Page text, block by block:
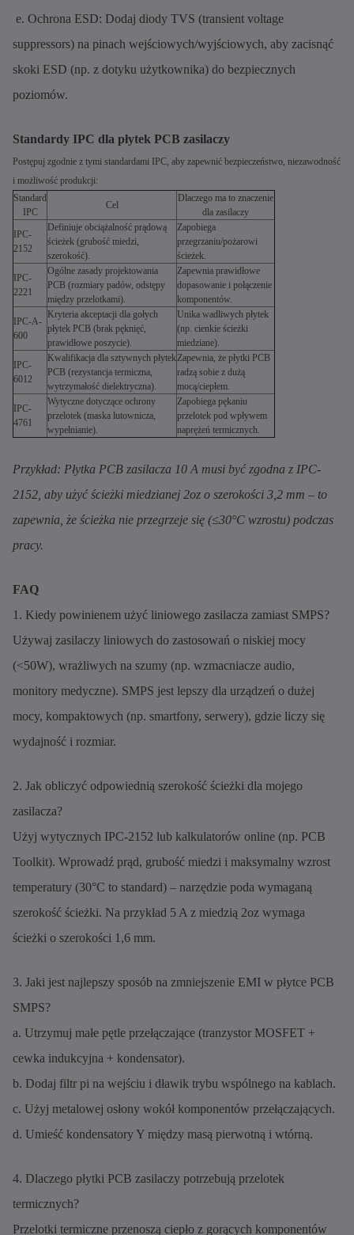
e. Ochrona ESD: Dodaj diody TVS (transient voltage
suppressors) na pinach wejściowych/wyjściowych, aby zacisnąć
skoki ESD (np. z dotyku użytkownika) do bezpiecznych
poziomów.
Standardy IPC dla płytek PCB zasilaczy
Postępuj zgodnie z tymi standardami IPC, aby zapewnić bezpieczeństwo, niezawodność
i możliwość produkcji:
Standard
IPC
Cel
Dlaczego ma to znaczenie
dla zasilaczy
IPC-
2152
Definiuje obciążalność prądową
ścieżek (grubość miedzi,
szerokość).
Zapobiega
przegrzaniu/pożarowi
ścieżek.
IPC-
2221
Ogólne zasady projektowania
PCB (rozmiary padów, odstępy
między przelotkami).
Zapewnia prawidłowe
dopasowanie i połączenie
komponentów.
IPC-A-
600
Kryteria akceptacji dla gołych
płytek PCB (brak pęknięć,
prawidłowe poszycie).
Unika wadliwych płytek
(np. cienkie ścieżki
miedziane).
IPC-
6012
Kwalifikacja dla sztywnych płytek
PCB (rezystancja termiczna,
wytrzymałość dielektryczna).
Zapewnia, że płytki PCB
radzą sobie z dużą
mocą/ciepłem.
IPC-
4761
Wytyczne dotyczące ochrony
przelotek (maska lutownicza,
wypełnianie).
Zapobiega pękaniu
przelotek pod wpływem
naprężeń termicznych.
Przykład: Płytka PCB zasilacza 10 A musi być zgodna z IPC-
2152, aby użyć ścieżki miedzianej 2oz o szerokości 3,2 mm – to
zapewnia, że ścieżka nie przegrzeje się (≤30°C wzrostu) podczas
pracy.
FAQ
1. Kiedy powinienem użyć liniowego zasilacza zamiast SMPS?
Używaj zasilaczy liniowych do zastosowań o niskiej mocy
(<50W), wrażliwych na szumy (np. wzmacniacze audio,
monitory medyczne). SMPS jest lepszy dla urządzeń o dużej
mocy, kompaktowych (np. smartfony, serwery), gdzie liczy się
wydajność i rozmiar.
2. Jak obliczyć odpowiednią szerokość ścieżki dla mojego
zasilacza?
Użyj wytycznych IPC-2152 lub kalkulatorów online (np. PCB
Toolkit). Wprowadź prąd, grubość miedzi i maksymalny wzrost
temperatury (30°C to standard) – narzędzie poda wymaganą
szerokość ścieżki. Na przykład 5 A z miedzią 2oz wymaga
ścieżki o szerokości 1,6 mm.
3. Jaki jest najlepszy sposób na zmniejszenie EMI w płytce PCB
SMPS?
a. Utrzymuj małe pętle przełączające (tranzystor MOSFET +
cewka indukcyjna + kondensator).
b. Dodaj filtr pi na wejściu i dławik trybu wspólnego na kablach.
c. Użyj metalowej osłony wokół komponentów przełączających.
d. Umieść kondensatory Y między masą pierwotną i wtórną.
4. Dlaczego płytki PCB zasilaczy potrzebują przelotek
termicznych?
Przelotki termiczne przenoszą ciepło z gorących komponentów